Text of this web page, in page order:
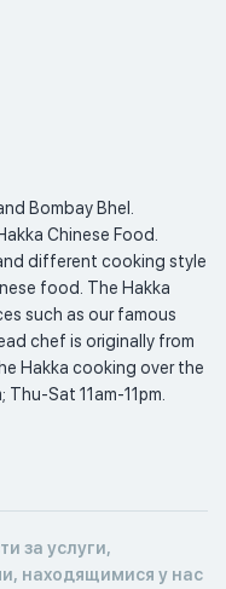
Bombay Bhel.
Chinese Food.
different cooking style
food. The Hakka
such as our famous
chef is originally from
Hakka cooking over the
Sat 11am-11pm.
за услуги,
находящимися у нас